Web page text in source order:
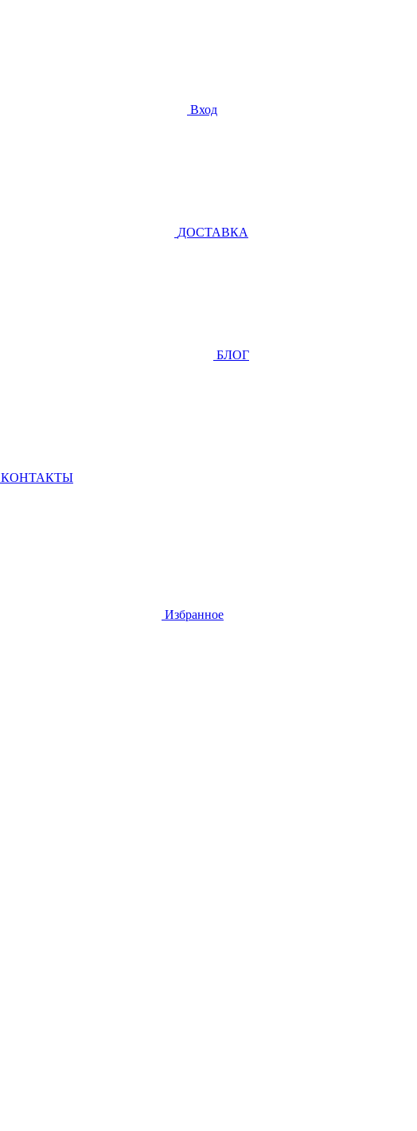
Вход
ДОСТАВКА
БЛОГ
КОНТАКТЫ
Избранное